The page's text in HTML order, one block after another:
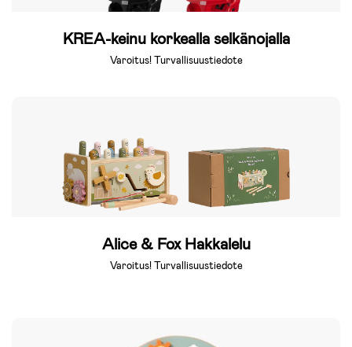
KREA-keinu korkealla selkänojalla
Varoitus! Turvallisuustiedote
Alice & Fox Hakkalelu
Varoitus! Turvallisuustiedote